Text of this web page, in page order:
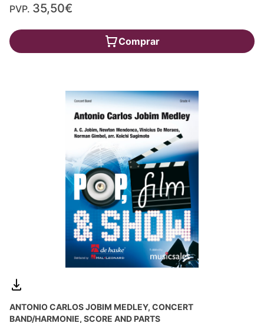
PVP. 35,50€
Comprar
ANTONIO CARLOS JOBIM MEDLEY, CONCERT
BAND/HARMONIE, SCORE AND PARTS